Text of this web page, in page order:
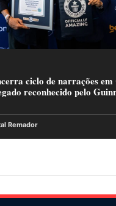
ciclo de narrações em
reconhecido pelo
Remador